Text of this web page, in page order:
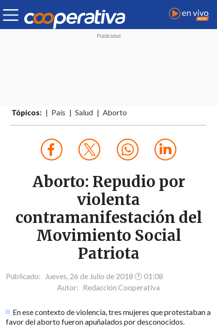
Tópicos: País Salud Aborto
Aborto: Repudio por
violenta
contramanifestación del
Movimiento Social
Patriota
Publicado: Jueves, 26 de Julio de 2018 🕐 01:08
Autor: Redacción Cooperativa
En ese contexto de violencia, tres mujeres que protestaban a
favor del aborto fueron apuñalados por desconocidos.